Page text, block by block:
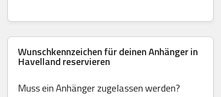
Wunschkennzeichen für deinen Anhänger in
Havelland reservieren
Muss ein Anhänger zugelassen werden?